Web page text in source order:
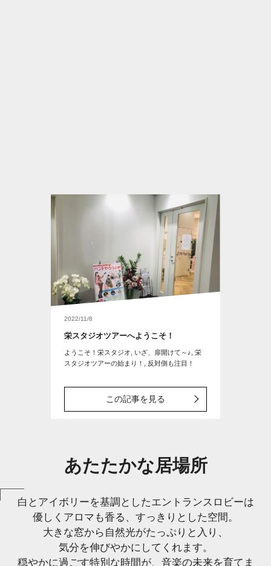
2022/11/8
栄スタジオツアーへようこそ！
ようこそ！栄スタジオ, いざ、扉開けて～♪, 栄
スタジオツアーの始まり！, 反対側も注目！
この記事を見る
あたたかな居場所
白とアイボリーを基調としたエントランスロビーは
優しくアロマも香る、すっきりとした空間。
大きな窓から自然光がたっぷりと入り、
気分を伸びやかにしてくれます。
穏やかに過ごす特別な時間が、音楽の未来を育てま